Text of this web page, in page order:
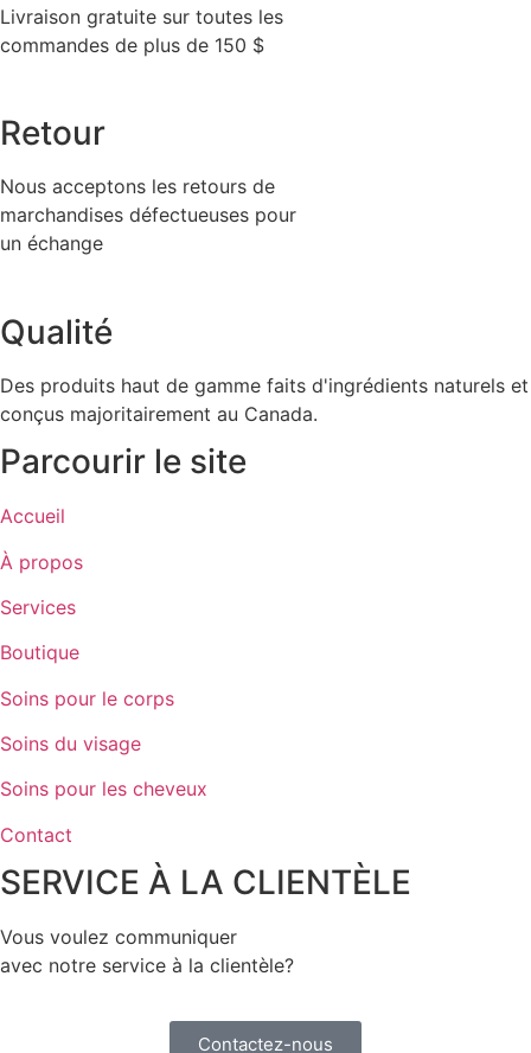
Livraison gratuite sur toutes les
commandes de plus de 150 $
Retour
Nous acceptons les retours de
marchandises défectueuses pour
un échange
Qualité
Des produits haut de gamme faits d'ingrédients naturels et
conçus majoritairement au Canada.
Parcourir le site
Accueil
À propos
Services
Boutique
Soins pour le corps
Soins du visage
Soins pour les cheveux
Contact
SERVICE À LA CLIENTÈLE
Vous voulez communiquer
avec notre service à la clientèle?
Contactez-nous